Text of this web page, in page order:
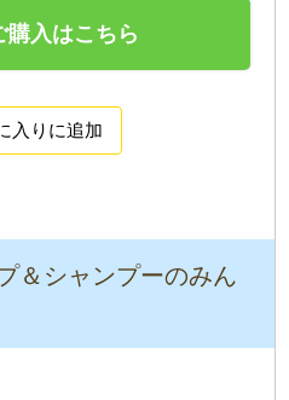
購入はこちら
入りに追加
＆シャンプーのみん